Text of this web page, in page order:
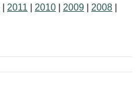
2011 2010 2009 2008